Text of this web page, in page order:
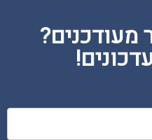
מעודכנים?